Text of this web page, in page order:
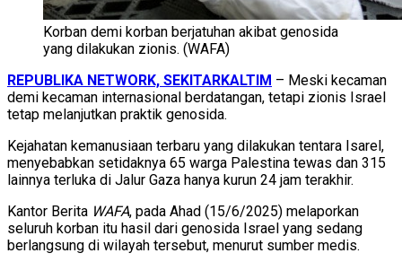
Korban demi korban berjatuhan akibat genosida
yang dilakukan zionis. (WAFA)
REPUBLIKA NETWORK, SEKITARKALTIM – Meski kecaman
demi kecaman internasional berdatangan, tetapi zionis Israel
tetap melanjutkan praktik genosida.
Kejahatan kemanusiaan terbaru yang dilakukan tentara Isarel,
menyebabkan setidaknya 65 warga Palestina tewas dan 315
lainnya terluka di Jalur Gaza hanya kurun 24 jam terakhir.
Kantor Berita WAFA, pada Ahad (15/6/2025) melaporkan
seluruh korban itu hasil dari genosida Israel yang sedang
berlangsung di wilayah tersebut, menurut sumber medis.